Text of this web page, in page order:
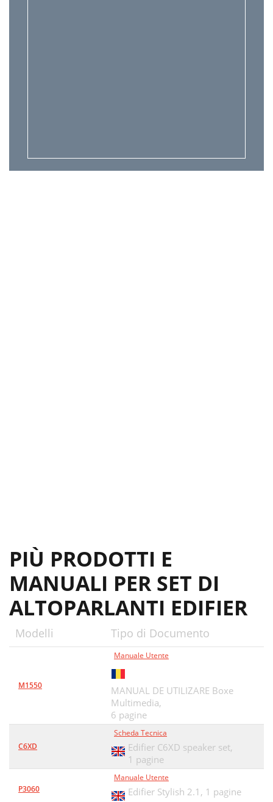
PIÙ PRODOTTI E
MANUALI PER SET DI
ALTOPARLANTI EDIFIER
Modelli Tipo di Documento
M1550
Manuale Utente
MANUAL DE UTILIZARE Boxe
Multimedia,
6 pagine
C6XD
Scheda Tecnica
Edifier C6XD speaker set,
1 pagine
P3060
Manuale Utente
Edifier Stylish 2.1, 1 pagine